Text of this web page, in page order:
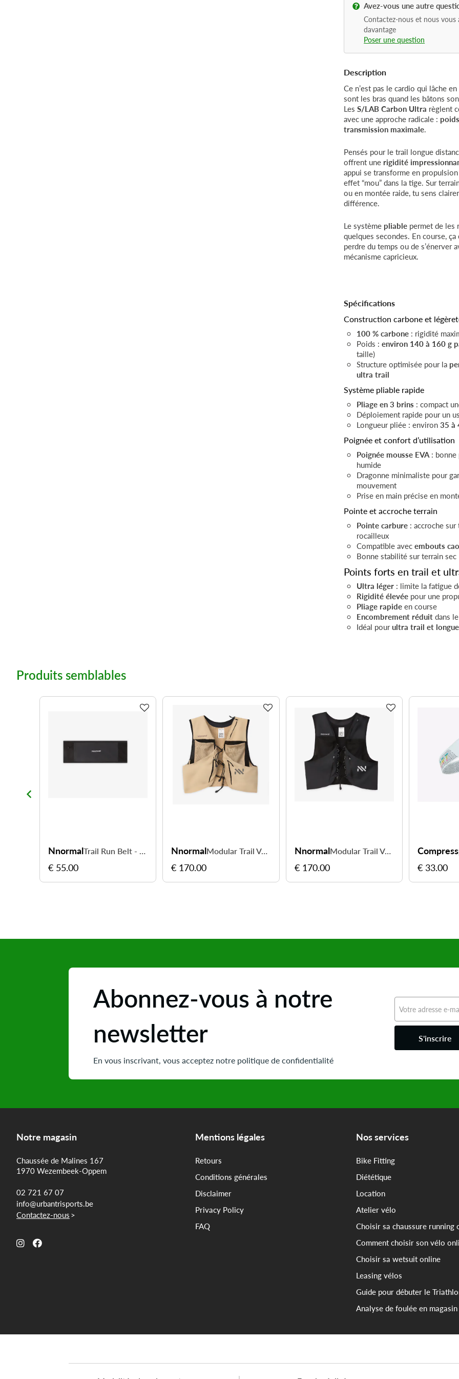
Avez-vous une autre
Contactez-nous et nous vous
davantage
Poser une question
Description
Ce n’est pas le cardio qui lâche
sont les bras quand les bâtons
LesS/LAB Carbon Ultra règlent
avec une approche radicale :
transmission maximale.
Pensés pour le trail longue
offrent une rigidité
appui se transforme en
effet “mou” dans la tige. Sur
ou en montée raide, tu sens
différence.
Le système pliable permet de les
quelques secondes. En course,
perdre du temps ou de s’énerver
mécanisme capricieux.
Spécifications
Construction carbone et
100 % carbone : rigidité
Poids :environ 140 à 160 g
taille)
Structure optimisée pour la
ultra trail
Système pliable rapide
Pliage en 3 brins : compact
Déploiement rapide pour un
Longueur pliée : environ35 à
Poignée et confort d’utilisation
Poignée mousse EVA : bonne
humide
Dragonne minimaliste pour
mouvement
Prise en main précise en
Pointe et accroche terrain
Pointe carbure : accroche
rocailleux
Compatible avecembouts
Bonne stabilité sur terrain sec
Points forts en trail et
Ultra léger : limite la fatigue
Rigidité élevée pour une
Pliage rapideen course
Encombrement réduitdans
Idéal pourultra trail et
Produits semblables
Nnormal Trail Run Belt - emportez l'essentiel sans gêne
€ 55.00
Nnormal Modular Trail Vest - adaptez chaque sortie
€ 170.00
Nnormal Modular Trail Vest - adaptez chaque sortie
€ 170.00 € 33.00
Abonnez-vous à notre
newsletter
En vous inscrivant, vous acceptez notre politique de confidentialité
S'inscrire
Notre magasin
Chaussée de Malines 167
1970 Wezembeek-Oppem
02 721 67 07
info@urbantrisports.be
Contactez-nous>
Mentions légales
Retours
Conditions générales
Disclaimer
Privacy Policy
FAQ
Nos services
Bike Fitting
Diététique
Location
Atelier vélo
Choisir sa chaussure running
Comment choisir son vélo
Choisir sa wetsuit online
Leasing vélos
Guide pour débuter le
Analyse de foulée en magasin